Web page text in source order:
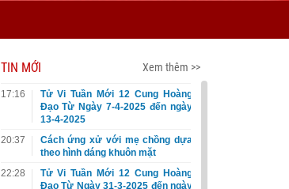
TIN MỚI Xem thêm >>
17:16
Tử Vi Tuần Mới 12 Cung Hoàng
Đạo Từ Ngày 7-4-2025 đến ngày
13-4-2025
20:37
Cách ứng xử với mẹ chồng dựa
theo hình dáng khuôn mặt
22:28
Tử Vi Tuần Mới 12 Cung Hoàng
Đạo Từ Ngày 31-3-2025 đến ngày